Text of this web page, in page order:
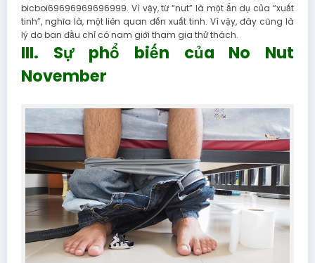
bicboi69696969696999. Vì vậy, từ “nut” là một ẩn dụ của “xuất
tinh”, nghĩa là, một liên quan đến xuất tinh. Vì vậy, đây cũng là
lý do ban đầu chỉ có nam giới tham gia thử thách.
III. Sự phổ biến của No Nut
November